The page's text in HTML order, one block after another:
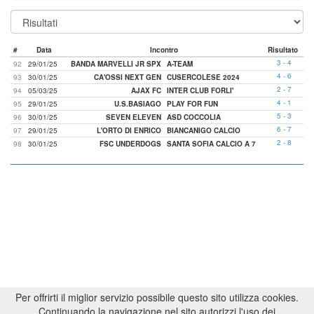
# Data Incontro
Risultato
92
29/01/25 BANDA MARVELLI JR SPX A-TEAM
3 - 4
93
30/01/25 CA'OSSI NEXT GEN CUSERCOLESE 2024
4 - 6
94
05/03/25 AJAX FC INTER CLUB FORLI'
2 - 7
95
29/01/25 U.S.BASIAGO PLAY FOR FUN
4 - 1
96
30/01/25 SEVEN ELEVEN ASD COCCOLIA
5 - 3
97
29/01/25 L'ORTO DI ENRICO BIANCANIGO CALCIO
6 - 7
98
30/01/25 FSC UNDERDOGS SANTA SOFIA CALCIO A 7 2 - 8
Per offrirti il miglior servizio possibile questo sito utilizza cookies.
Continuando la navigazione nel sito autorizzi l'uso dei